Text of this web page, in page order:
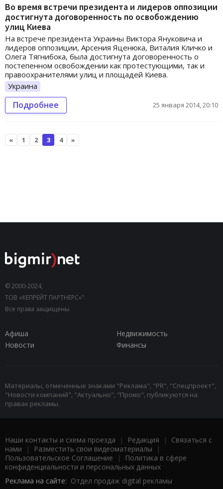
Во время встречи президента и лидеров оппозиции
достигнута договоренность по освобождению
улиц Киева
На встрече президента Украины Виктора Януковича и
лидеров оппозиции, Арсения Яценюка, Виталия Кличко и
Олега Тягнибока, была достигнута договоренность о
постепенном освобождении как протестующими, так и
правоохранителями улиц и площадей Киева.
Украина
Подробнее 25 января 2014, 20:10
« 1 2 3 4 »
© 2000-2024,
ТОВ «КЕПРЕЙТ ПАРТНЕРС»".
Все права защищены.
Афиша
Недвижимость
Новости
Финансы
Материалы, отмеченные знаками "Реклама", "PR", "Спецпроект",
"Новости компаний", "Актуально", "Промо", публикуются на
правах рекламы.
Наши контакты и схема проезда | Редакция | Связаться с
нами | Разместить свои видеоматериалы |
Пользовательское Соглашение |
Политика в сфере
конфиденциальности и персональных данных
Реклама на сайте: Отдел продаж digital рекламы